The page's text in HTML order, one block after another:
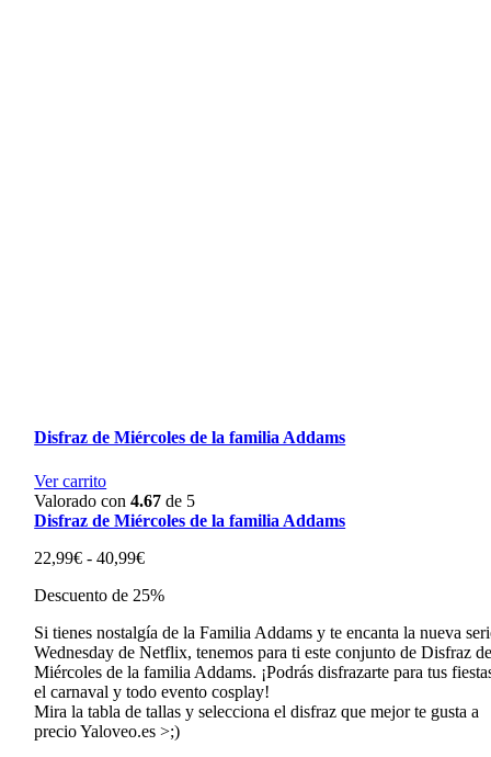
Disfraz de Miércoles de la familia Addams
Ver carrito
Valorado con4.67 de 5
Disfraz de Miércoles de la familia Addams
22,99€ - 40,99€Rango
precios:
22,99€
hasta
40,99€
Descuento de 25%
Si tienes nostalgía de la Familia Addams y te encanta la nueva
Wednesday de Netflix, tenemos para ti este conjunto de Disfraz
Miércoles de la familia Addams. ¡Podrás disfrazarte para tus
el carnaval y todo evento cosplay!
Mira la tabla de tallas y selecciona el disfraz que mejor te gusta a
precio Yaloveo.es >;)